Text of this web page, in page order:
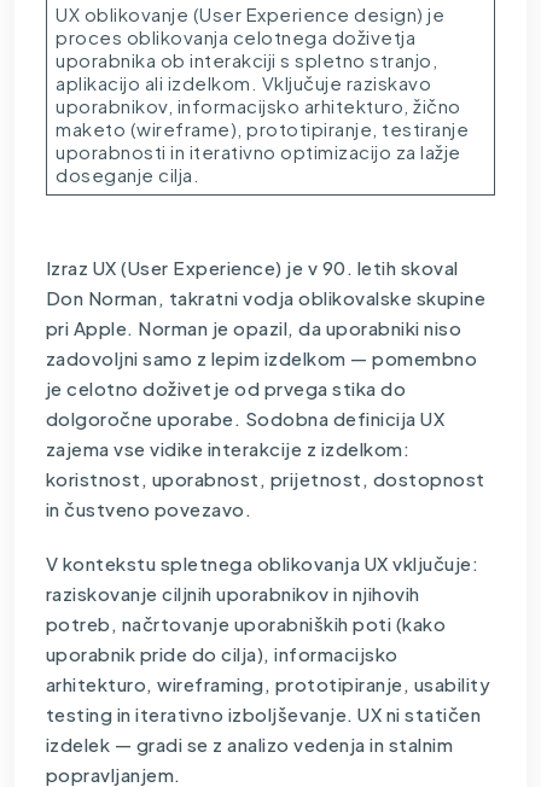
UX oblikovanje (User Experience design) je
proces oblikovanja celotnega doživetja
uporabnika ob interakciji s spletno stranjo,
aplikacijo ali izdelkom. Vključuje raziskavo
uporabnikov, informacijsko arhitekturo, žično
maketo (wireframe), prototipiranje, testiranje
uporabnosti in iterativno optimizacijo za lažje
doseganje cilja.
Izraz UX (User Experience) je v 90. letih skoval
Don Norman, takratni vodja oblikovalske skupine
pri Apple. Norman je opazil, da uporabniki niso
zadovoljni samo z lepim izdelkom — pomembno
je celotno doživetje od prvega stika do
dolgoročne uporabe. Sodobna definicija UX
zajema vse vidike interakcije z izdelkom:
koristnost, uporabnost, prijetnost, dostopnost
in čustveno povezavo.
V kontekstu spletnega oblikovanja UX vključuje:
raziskovanje ciljnih uporabnikov in njihovih
potreb, načrtovanje uporabniških poti (kako
uporabnik pride do cilja), informacijsko
arhitekturo, wireframing, prototipiranje, usability
testing in iterativno izboljševanje. UX ni statičen
izdelek — gradi se z analizo vedenja in stalnim
popravljanjem.